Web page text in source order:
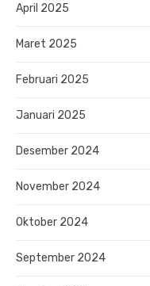
April 2025
Maret 2025
Februari 2025
Januari 2025
Desember 2024
November 2024
Oktober 2024
September 2024